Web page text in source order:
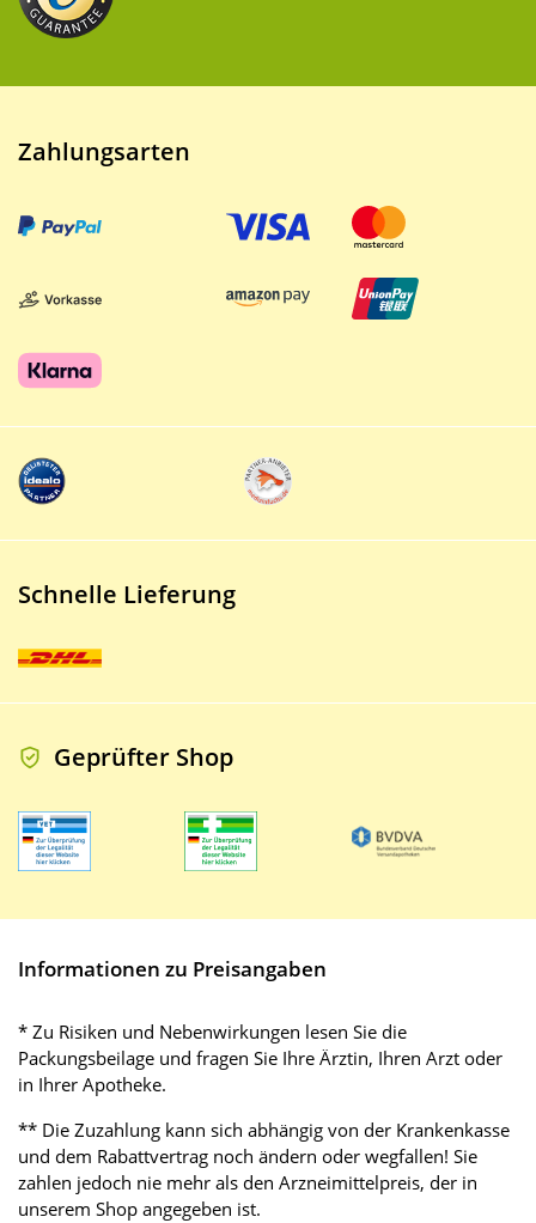
Zahlungsarten
Schnelle Lieferung
Geprüfter Shop
Informationen zu Preisangaben
* Zu Risiken und Nebenwirkungen lesen Sie die
Packungsbeilage und fragen Sie Ihre Ärztin, Ihren Arzt oder
in Ihrer Apotheke.
** Die Zuzahlung kann sich abhängig von der Krankenkasse
und dem Rabattvertrag noch ändern oder wegfallen! Sie
zahlen jedoch nie mehr als den Arzneimittelpreis, der in
unserem Shop angegeben ist.